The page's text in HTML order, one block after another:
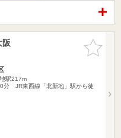
お気に入
りに追加
駅217m
分 JR東西線「北新地」駅から徒